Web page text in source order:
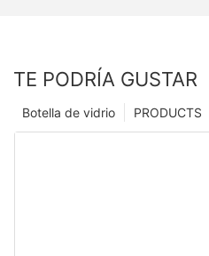
TE PODRÍA GUSTAR
PRODUCTS
Botella de vidrio